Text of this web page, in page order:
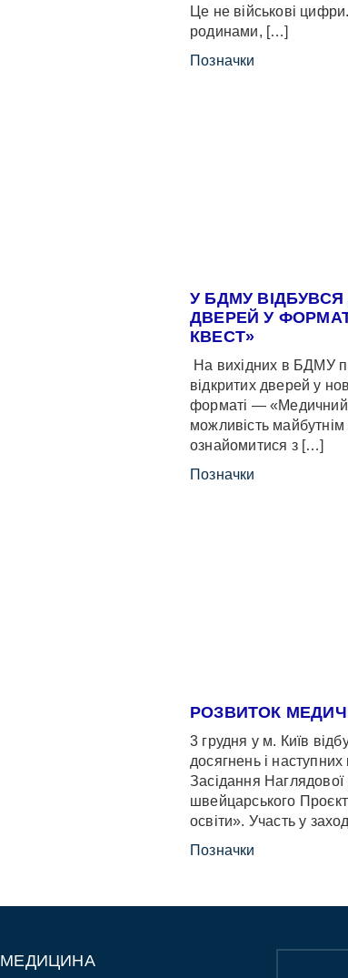
Це не військові
родинами, […]
Позначки
У БДМУ
ДВЕРЕЙ У
КВЕСТ»
На вихідних в БДМУ
відкритих дверей у
форматі — «Медичний
можливість
ознайомитися з […]
Позначки
РОЗВИТОК
3 грудня у м. Київ
досягнень і наступних
Засідання Наглядової
швейцарського
освіти». Участь у
Позначки
МЕДИЦИНА